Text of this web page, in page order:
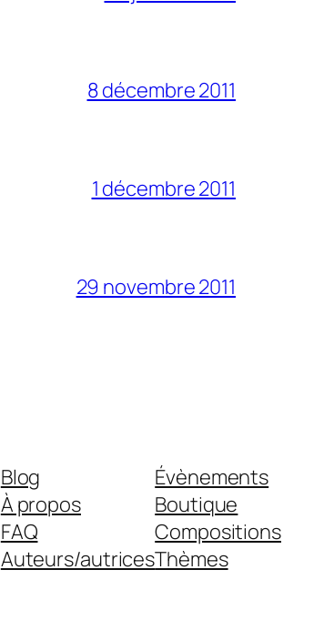
8 décembre 2011
1 décembre 2011
29 novembre 2011
Blog
À propos
FAQ
Auteurs/autrices
Évènements
Boutique
Compositions
Thèmes